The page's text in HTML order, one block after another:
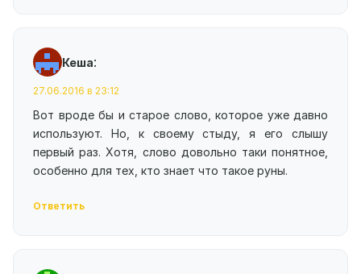
Кеша:
27.06.2016 в 23:12
Вот вроде бы и старое слово, которое уже давно
используют. Но, к своему стыду, я его слышу
первый раз. Хотя, слово довольно таки понятное,
особенно для тех, кто знает что такое руны.
Ответить